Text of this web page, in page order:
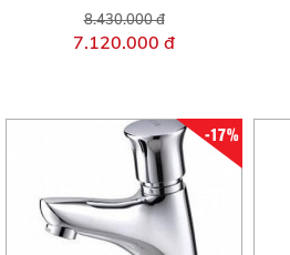
8.430.000 đ
7.120.000 đ
-17%